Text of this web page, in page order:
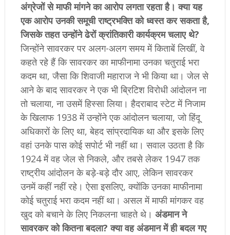
अंग्रेजों से माफी मांगने का आरोप लगता रहता है। क्या यह
एक आरोप उनकी समूची राष्ट्रभक्ति को ध्वस्त कर सकता है,
जिसके तहत उन्होंने ढेरों क्रांतिकारी कार्यक्रम चलाए थे?
जिन्होंने सावरकर पर अलग-अलग समय में किताबें लिखीं, वे
कहते रहे हैं कि सावरकर का माफीनामा उनका चतुराई भरा
कदम था, जैसा कि शिवाजी महाराज ने भी किया था। जेल से
आने के बाद सावरकर ने एक भी ब्रिटिश विरोधी आंदोलन ना
तो चलाया, ना उसमें हिस्सा लिया। हैदराबाद स्टेट में निजाम
के खिलाफ 1938 में उन्होंने एक आंदोलन चलाया, जो हिंदू
अधिकारों के लिए था, बेहद सांप्रदायिक था और इसके लिए
वहां उनके पास कोई सपोर्ट भी नहीं था। सवाल उठता है कि
1924 में वह जेल से निकले, और तबसे लेकर 1947 तक
राष्ट्रीय आंदोलन के बड़े-बड़े दौर आए, लेकिन सावरकर
उनमें कहीं नहीं रहे। ऐसा इसलिए, क्योंकि उनका माफीनामा
कोई चतुराई भरा कदम नहीं था। असल में माफी मांगकर वह
खुद को बचाने के लिए निकलना चाहते थे। अंडमान ने
सावरकर को कितना बदला? क्या वह अंडमान में ही बदल गए